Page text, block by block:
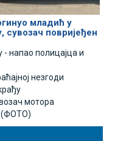
младић у
сувозач повријеђен
напао полицајца и
незгоди
мотора
(ФОТО)